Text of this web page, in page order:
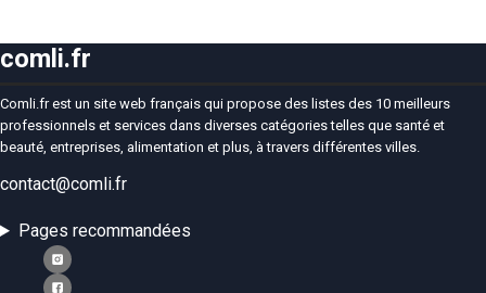
comli.fr
Comli.fr est un site web français qui propose des listes des 10 meilleurs
professionnels et services dans diverses catégories telles que santé et
beauté, entreprises, alimentation et plus, à travers différentes villes.
contact@comli.fr
Pages recommandées